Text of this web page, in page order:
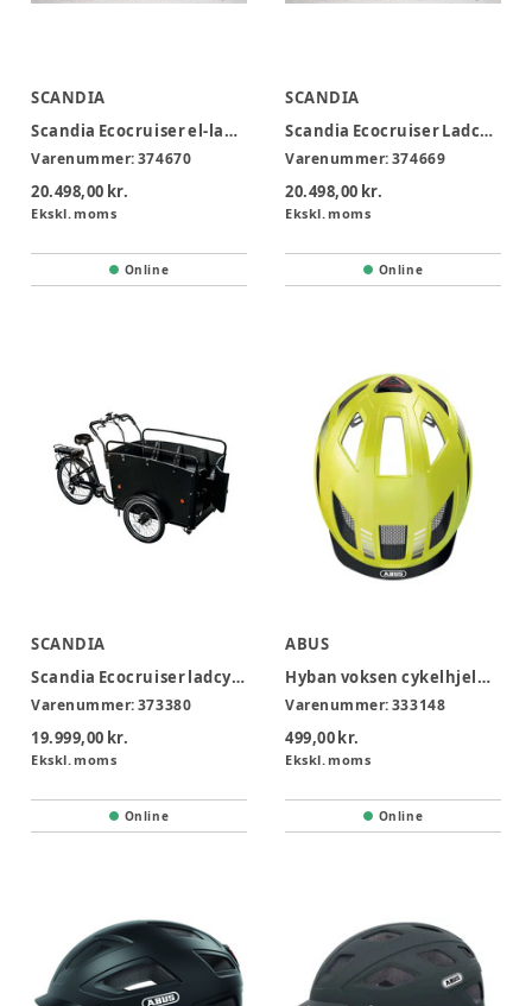
SCANDIA
Scandia Ecocruiser el-ladcykel inkl kaleche 4 pers
Varenummer:374670
20.498,00 kr.
Ekskl. moms
Online
SCANDIA
Scandia Ecocruiser Ladcykel inkl kaleche 6 pers
Varenummer:374669
20.498,00 kr.
Ekskl. moms
Online
SCANDIA
Scandia Ecocruiser ladcykel m. motor 4 pers
Varenummer:373380
19.999,00 kr.
Ekskl. moms
Online
ABUS
Hyban voksen cykelhjelm gul str M - 52-58 cm
Varenummer:333148
499,00 kr.
Ekskl. moms
Online